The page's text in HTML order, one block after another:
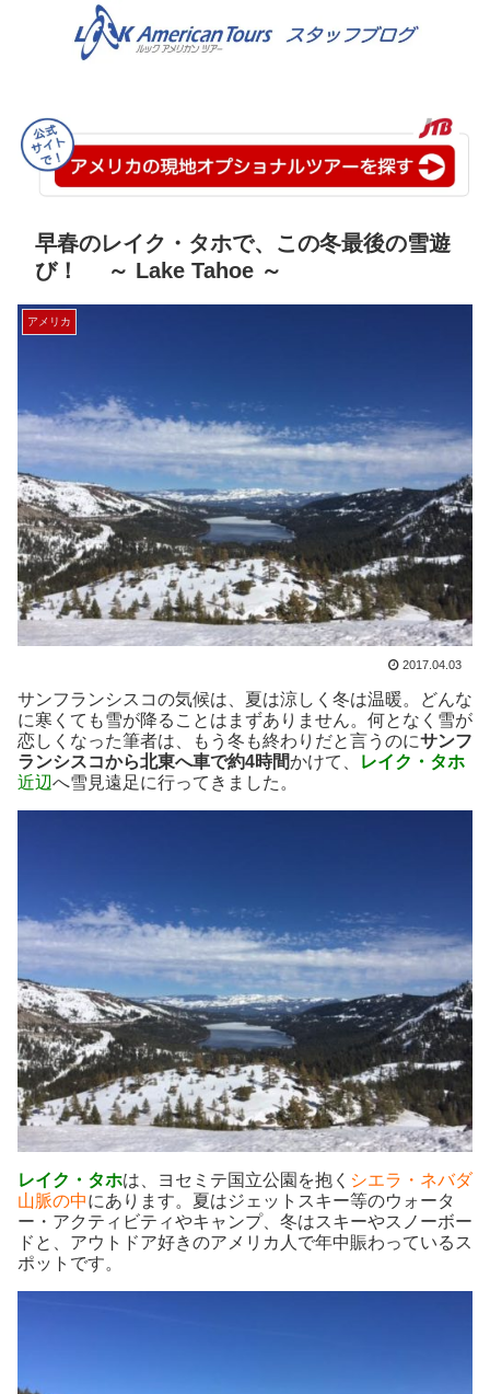
早春のレイク・タホで、この冬最後の雪遊
び！ ～ Lake Tahoe ～
アメリカ
2017.04.03
サンフランシスコの気候は、夏は涼しく冬は温暖。どんな
に寒くても雪が降ることはまずありません。何となく雪が
恋しくなった筆者は、もう冬も終わりだと言うのにサンフ
ランシスコから北東へ車で約4時間かけて、
レイク・タホ
近辺へ雪見遠足に行ってきました。
レイク・タホは、ヨセミテ国立公園を抱く シエラ・ネバダ
山脈の中にあります。夏はジェットスキー等のウォータ
ー・アクティビティやキャンプ、冬はスキーやスノーボー
ドと、アウトドア好きのアメリカ人で年中賑わっているス
ポットです。